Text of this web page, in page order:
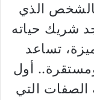
الذي
شريك حياته
تساعد
أول
التي